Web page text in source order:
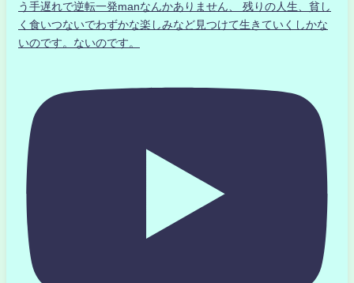
う手遅れで逆転一発manなんかありません、 残りの人生、貧し
く食いつないでわずかな楽しみなど見つけて生きていくしかな
いのです。ないのです。